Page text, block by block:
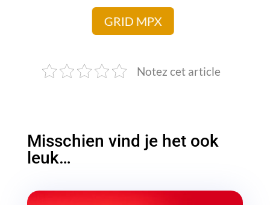
GRID MPX
Notez cet article
Misschien vind je het ook
leuk…